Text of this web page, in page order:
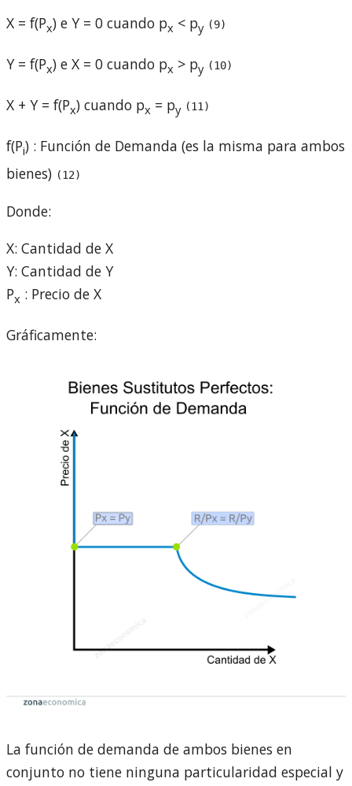
X = f(Px) e Y = 0 cuando px < py (9)
Y = f(Px) e X = 0 cuando px > py (10)
X + Y = f(Px) cuando px = py (11)
f(Pi) : Función de Demanda (es la misma para ambos
bienes) (12)
Donde:
X: Cantidad de X
Y: Cantidad de Y
Px : Precio de X
Gráficamente:
La función de demanda de ambos bienes en
conjunto no tiene ninguna particularidad especial y